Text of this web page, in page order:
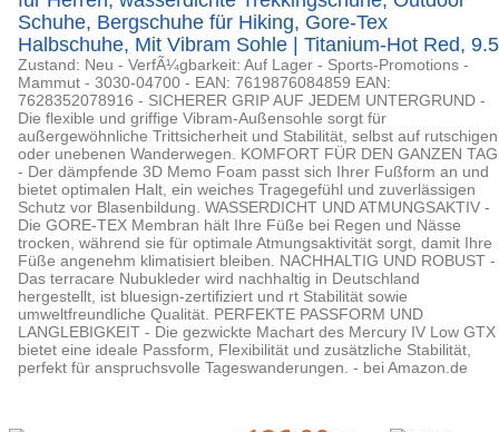
Schuhe, Bergschuhe für Hiking, Gore-Tex
Halbschuhe, Mit Vibram Sohle | Titanium-Hot Red, 9.5
Zustand: Neu - VerfÃ¼gbarkeit: Auf Lager - Sports-Promotions -
Mammut - 3030-04700 - EAN: 7619876084859 EAN:
7628352078916 - SICHERER GRIP AUF JEDEM UNTERGRUND -
Die flexible und griffige Vibram-Außensohle sorgt für
außergewöhnliche Trittsicherheit und Stabilität, selbst auf rutschigen
oder unebenen Wanderwegen. KOMFORT FÜR DEN GANZEN TAG
- Der dämpfende 3D Memo Foam passt sich Ihrer Fußform an und
bietet optimalen Halt, ein weiches Tragegefühl und zuverlässigen
Schutz vor Blasenbildung. WASSERDICHT UND ATMUNGSAKTIV -
Die GORE-TEX Membran hält Ihre Füße bei Regen und Nässe
trocken, während sie für optimale Atmungsaktivität sorgt, damit Ihre
Füße angenehm klimatisiert bleiben. NACHHALTIG UND ROBUST -
Das terracare Nubukleder wird nachhaltig in Deutschland
hergestellt, ist bluesign-zertifiziert und rt Stabilität sowie
umweltfreundliche Qualität. PERFEKTE PASSFORM UND
LANGLEBIGKEIT - Die gezwickte Machart des Mercury IV Low GTX
bietet eine ideale Passform, Flexibilität und zusätzliche Stabilität,
perfekt für anspruchsvolle Tageswanderungen. - bei Amazon.de